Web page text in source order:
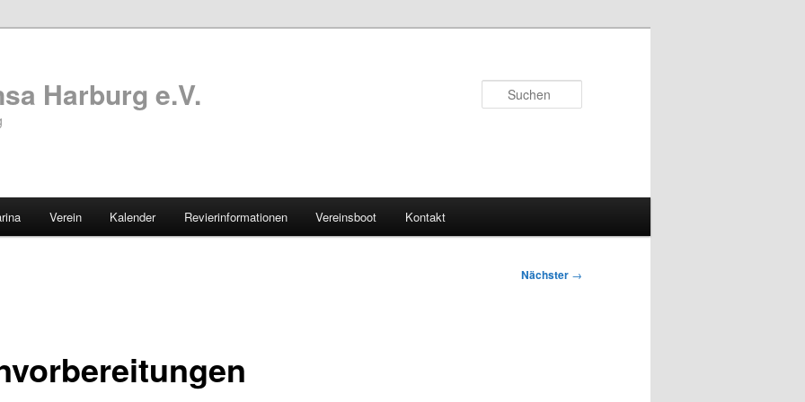
Harburg e.V.
Verein Kalender Revierinformationen Vereinsboot Kontakt
Nächster →